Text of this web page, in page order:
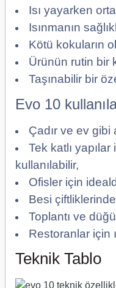
Isı yayarken
Isınmanın
Kötü kokuların
Ürünün rutin bir
Taşınabilir bir
Evo 10
Çadır ve ev
Tek katlı
kullanılabilir,
Ofisler için
Besi
Toplantı ve
Restoranlar için
Teknik Tablo